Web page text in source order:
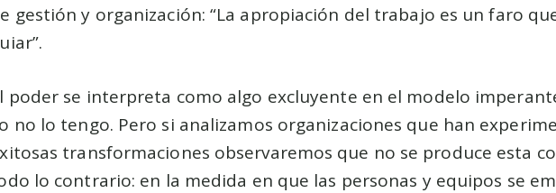
gestión y organización: “La apropiación del trabajo es un faro
poder se interpreta como algo excluyente en el modelo
no lo tengo. Pero si analizamos organizaciones que han
transformaciones observaremos que no se produce esta
lo contrario: en la medida en que las personas y equipos se